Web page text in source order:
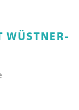
WÜSTNER-